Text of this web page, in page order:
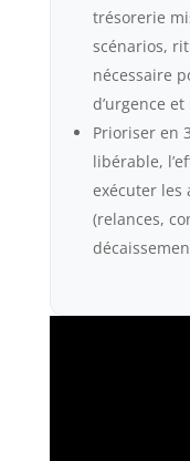
trésorerie
scénarios,
nécessaire
d’urgence
Prioriser en
libérable,
exécuter les
(relances,